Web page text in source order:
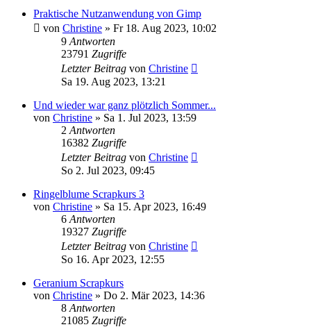
Praktische Nutzanwendung von Gimp
von Christine » Fr 18. Aug 2023, 10:02
9 Antworten
23791 Zugriffe
Letzter Beitrag von Christine
Sa 19. Aug 2023, 13:21
Und wieder war ganz plötzlich Sommer...
von Christine » Sa 1. Jul 2023, 13:59
2 Antworten
16382 Zugriffe
Letzter Beitrag von Christine
So 2. Jul 2023, 09:45
Ringelblume Scrapkurs 3
von Christine » Sa 15. Apr 2023, 16:49
6 Antworten
19327 Zugriffe
Letzter Beitrag von Christine
So 16. Apr 2023, 12:55
Geranium Scrapkurs
von Christine » Do 2. Mär 2023, 14:36
8 Antworten
21085 Zugriffe